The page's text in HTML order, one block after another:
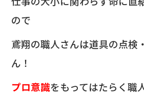
ので
鳶翔の職人さんは道具の点検
ん！
プロ意識をもってはたらく職